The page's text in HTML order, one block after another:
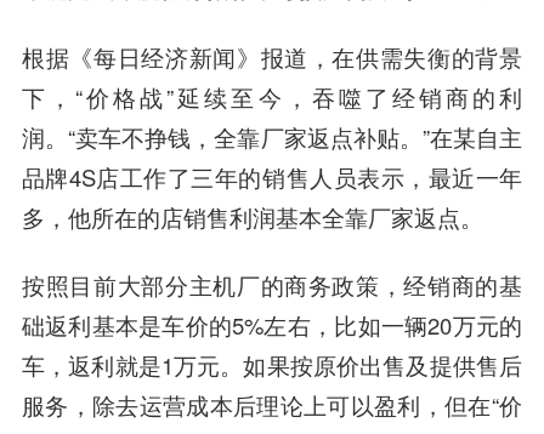
根据《每日经济新闻》报道，在供需失衡的背景
下，“价格战”延续至今，吞噬了经销商的利
润。“卖车不挣钱，全靠厂家返点补贴。”在某自主
品牌4S店工作了三年的销售人员表示，最近一年
多，他所在的店销售利润基本全靠厂家返点。
按照目前大部分主机厂的商务政策，经销商的基
础返利基本是车价的5%左右，比如一辆20万元的
车，返利就是1万元。如果按原价出售及提供售后
服务，除去运营成本后理论上可以盈利，但在“价